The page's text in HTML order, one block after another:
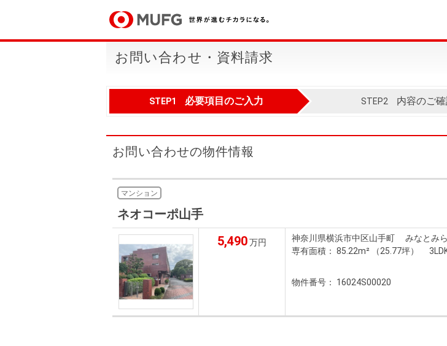
お問い合わせ・資料請求
STEP1 必要項目のご入力 STEP2 内容のご
お問い合わせの物件情報
マンション
ネオコーポ山手
5,490万円
神奈川県横浜市中区山手町 みなとみ
専有面積： 85.22m² （25.77坪）
物件番号： 16024S00020